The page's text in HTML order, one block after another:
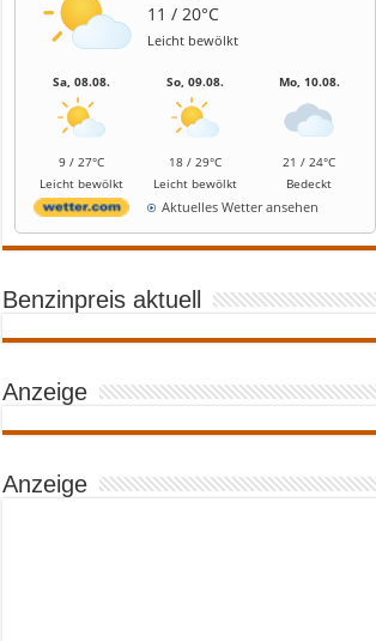
11 / 20°C
Leicht bewölkt
Sa, 08.08.
9 / 27°C
Leicht bewölkt
So, 09.08.
18 / 29°C
Leicht bewölkt
Mo, 10.08.
21 / 24°C
Bedeckt
Aktuelles Wetter ansehen
Benzinpreis aktuell
Anzeige
Anzeige